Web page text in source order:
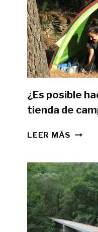
¿Es posible
tienda de
LEER MÁS ¿ES
LA
GR11
CON
DE